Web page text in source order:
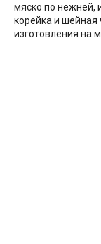
мяско по нежней,
корейка и шейная
изготовления на